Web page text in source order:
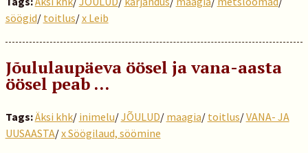
söögid/ toitlus/x Leib
Jõululaupäeva öösel ja vana-aasta
öösel peab …
Tags:Äksi khk/ inimelu/JÕULUD/ maagia/ toitlus/VANA- JA
UUSAASTA/x Söögilaud, söömine